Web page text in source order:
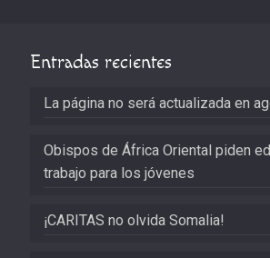
Entradas recientes
La página no será actualizada en
Obispos de África Oriental piden
trabajo para los jóvenes
¡CARITAS no olvida Somalia!